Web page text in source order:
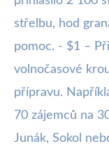
střelbu, hod
pomoc. - $1 –
volnočasové
přípravu.
70 zájemců na
Junák, Sokol